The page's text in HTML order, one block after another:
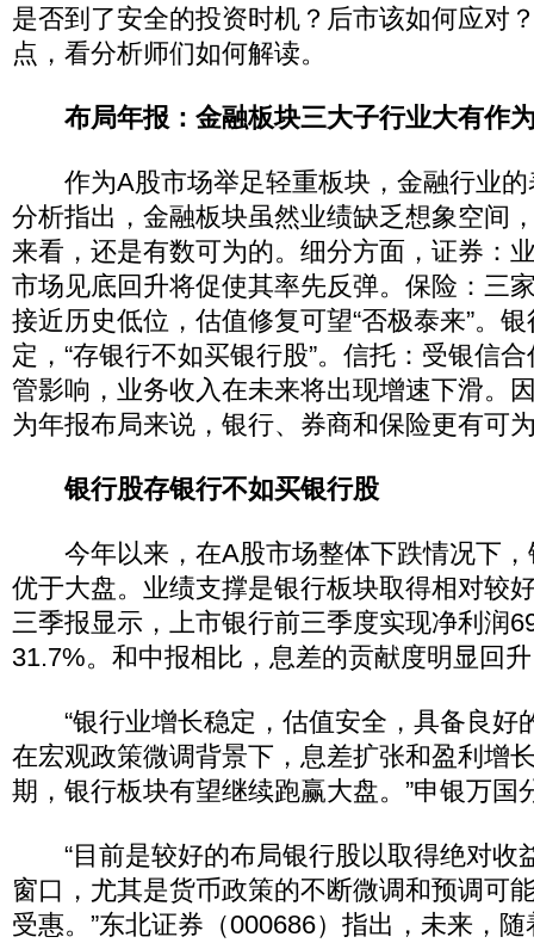
是否到了安全的投资时机？后市该如何应对
点，看分析师们如何解读。
布局年报：金融板块三大子行业大有作
作为A股市场举足轻重板块，金融行业的
分析指出，金融板块虽然业绩缺乏想象空间
来看，还是有数可为的。细分方面，证券：
市场见底回升将促使其率先反弹。保险：三
接近历史低位，估值修复可望“否极泰来”。
定，“存银行不如买银行股”。信托：受银信
管影响，业务收入在未来将出现增速下滑。
为年报布局来说，银行、券商和保险更有可
银行股存银行不如买银行股
今年以来，在A股市场整体下跌情况下，
优于大盘。业绩支撑是银行板块取得相对较
三季报显示，上市银行前三季度实现净利润
31.7%。和中报相比，息差的贡献度明显回
“银行业增长稳定，估值安全，具备良好
在宏观政策微调背景下，息差扩张和盈利增
期，银行板块有望继续跑赢大盘。”申银万国
“目前是较好的布局银行股以取得绝对收
窗口，尤其是货币政策的不断微调和预调可
受惠。”东北证券（000686）指出，未来，